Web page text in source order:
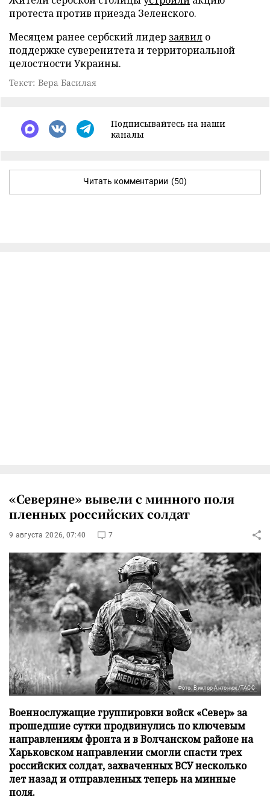
протеста против приезда Зеленского.
Месяцем ранее сербский лидер заявил о
поддержке суверенитета и территориальной
целостности Украины.
Текст: Вера Басилая
Подписывайтесь на наши
каналы
Читать комментарии (50)
«Северяне» вывели с минного поля
пленных российских солдат
9 августа 2026, 07:40 7
Фото: Виктор Антонюк/ТАСС
Военнослужащие группировки войск «Север» за
прошедшие сутки продвинулись по ключевым
направлениям фронта и в Волчанском районе на
Харьковском направлении смогли спасти трех
российских солдат, захваченных ВСУ несколько
лет назад и отправленных теперь на минные
поля.